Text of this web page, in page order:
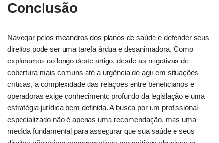
Conclusão
Navegar pelos meandros dos planos de saúde e defender seus
direitos pode ser uma tarefa árdua e desanimadora. Como
exploramos ao longo deste artigo, desde as negativas de
cobertura mais comuns até a urgência de agir em situações
críticas, a complexidade das relações entre beneficiários e
operadoras exige conhecimento profundo da legislação e uma
estratégia jurídica bem definida. A busca por um profissional
especializado não é apenas uma recomendação, mas uma
medida fundamental para assegurar que sua saúde e seus